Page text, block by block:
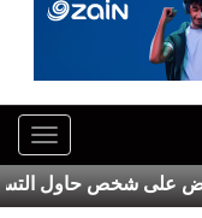
شخص حاول التسلل عبر